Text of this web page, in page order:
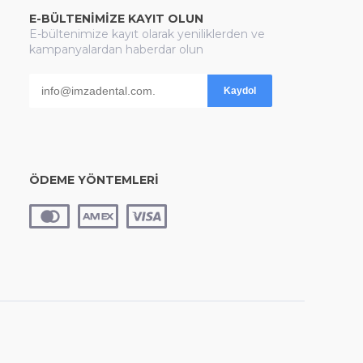
E-BÜLTENİMİZE KAYIT OLUN
E-bültenimize kayıt olarak yeniliklerden ve
kampanyalardan haberdar olun
Kaydol
ÖDEME YÖNTEMLERİ